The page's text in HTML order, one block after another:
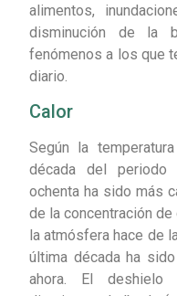
alimentos,
disminución de la
fenómenos a los que
diario.
Calor
Según la
década del periodo
ochenta ha sido más
de la concentración
la atmósfera hace de
última década ha
ahora. El deshielo